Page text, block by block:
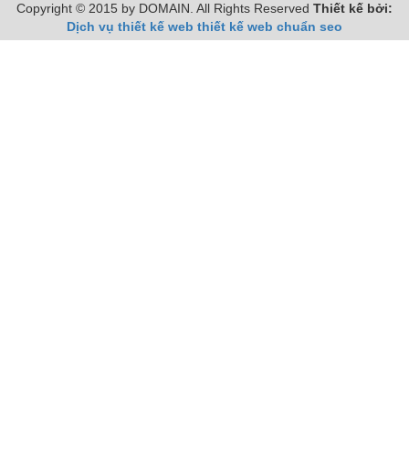
Copyright © 2015 by DOMAIN. All Rights Reserved Thiết kế bởi:
Dịch vụ thiết kế web thiết kế web chuẩn seo